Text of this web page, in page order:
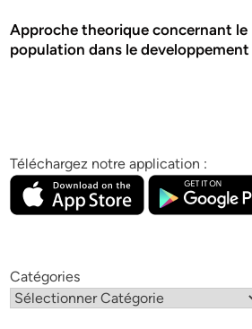
Approche theorique concernant le
population dans le developpement
Téléchargez notre application :
Catégories